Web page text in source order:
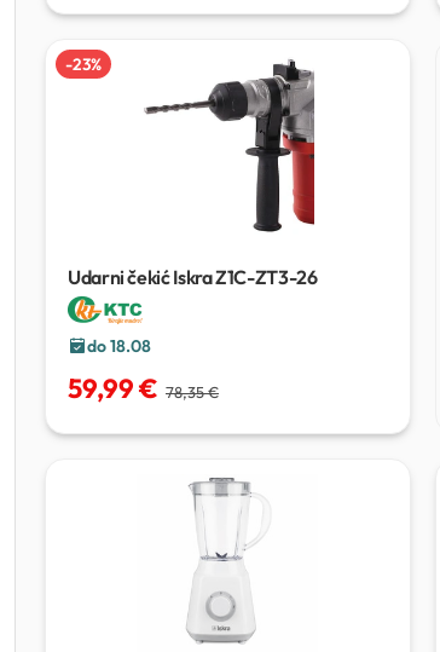
-23%
Udarni čekić Iskra Z1C-ZT3-26
do 18.08
59,99 € 78,35 €